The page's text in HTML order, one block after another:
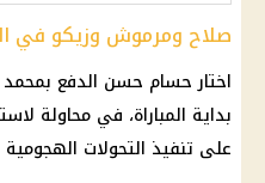
صلاح ومرموش وزيكو في
اختار حسام حسن الدفع
بداية المباراة، في محاولة
على تنفيذ التحولات